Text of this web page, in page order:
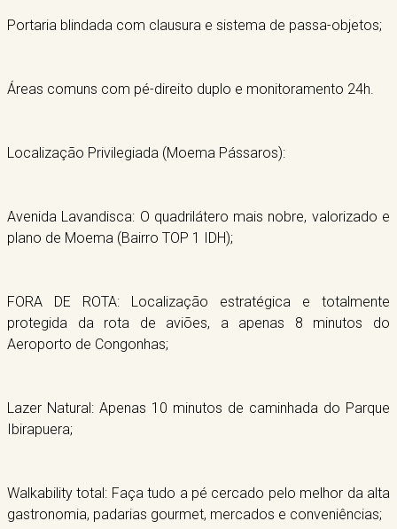
Portaria blindada com clausura e sistema de passa-objetos;
Áreas comuns com pé-direito duplo e monitoramento 24h.
Localização Privilegiada (Moema Pássaros):
Avenida Lavandisca: O quadrilátero mais nobre, valorizado e
plano de Moema (Bairro TOP 1 IDH);
FORA DE ROTA: Localização estratégica e totalmente
protegida da rota de aviões, a apenas 8 minutos do
Aeroporto de Congonhas;
Lazer Natural: Apenas 10 minutos de caminhada do Parque
Ibirapuera;
Walkability total: Faça tudo a pé cercado pelo melhor da alta
gastronomia, padarias gourmet, mercados e conveniências;